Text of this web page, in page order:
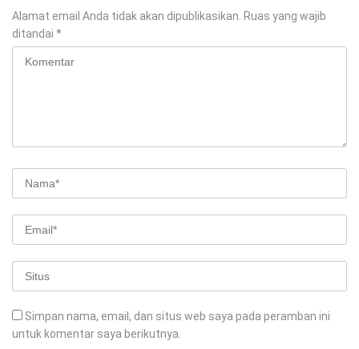
Alamat email Anda tidak akan dipublikasikan. Ruas yang wajib
ditandai *
Simpan nama, email, dan situs web saya pada peramban ini
untuk komentar saya berikutnya.